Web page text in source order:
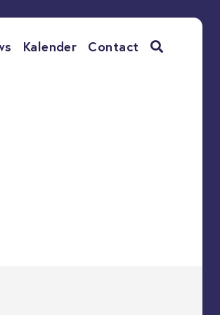
Kalender Contact